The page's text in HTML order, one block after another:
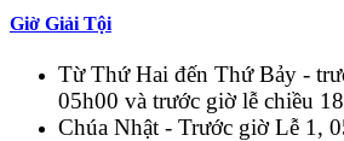
Giờ Giải Tội
Từ Thứ Hai đến Thứ Bảy -
05h00 và trước giờ lễ chiều
Chúa Nhật - Trước giờ Lễ 1,